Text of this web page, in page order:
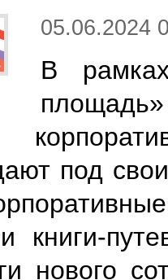
05.06.2024
В
под
книги-
нового